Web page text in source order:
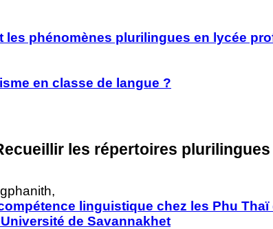
les phénomènes plurilingues en lycée
en classe de langue ?
les répertoires
linguistique chez les Phu
de Savannakhet